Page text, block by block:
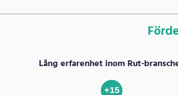
Lång erfarenhet inom Rut-
+15